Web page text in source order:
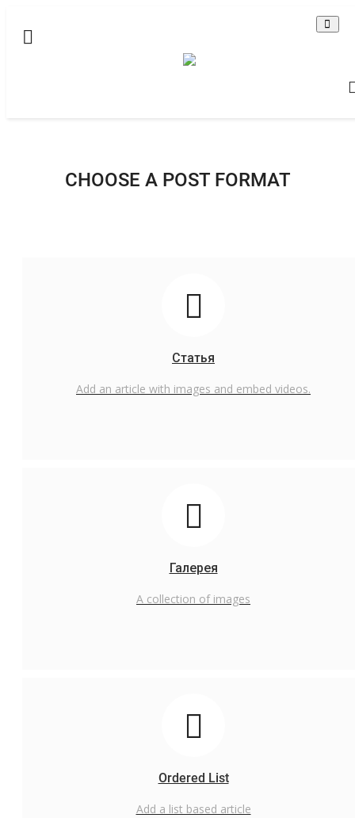
Brawl Stars - Бравл Старс
CHOOSE A POST FORMAT
Статья
Add an article with images and embed videos.
Галерея
A collection of images
Ordered List
Add a list based article